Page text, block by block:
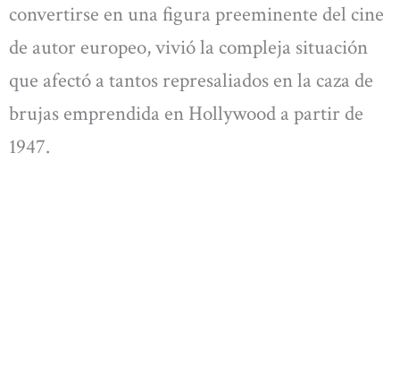
convertirse en una figura preeminente del cine
de autor europeo, vivió la compleja situación
que afectó a tantos represaliados en la caza de
brujas emprendida en Hollywood a partir de
1947.